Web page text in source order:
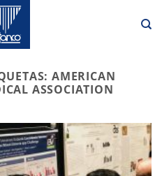
AMERICAN
ASSOCIATION